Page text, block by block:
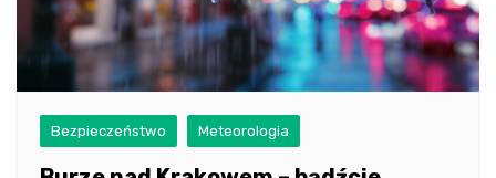
Bezpieczeństwo Meteorologia